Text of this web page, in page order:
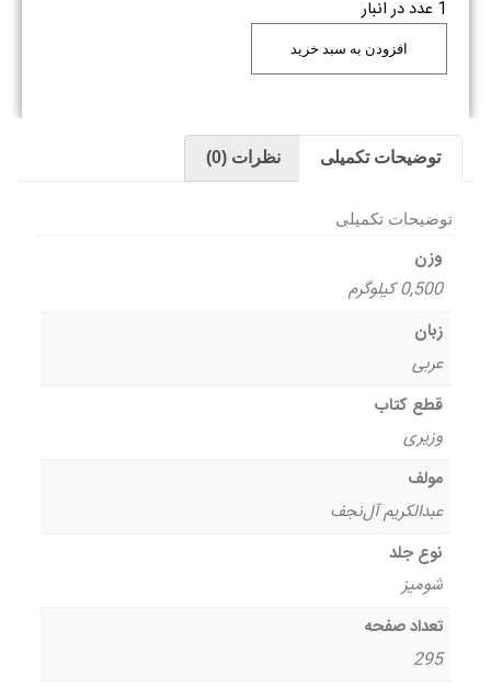
1 عدد در انبار
افزودن به سبد خرید
توضیحات تکمیلی نظرات (0)
توضیحات تکمیلی
وزن
0,500 کیلوگرم
زبان
عربی
قطع کتاب
وزیری
مولف
عبدالکریم آل‌نجف
نوع جلد
شومیز
تعداد صفحه
295